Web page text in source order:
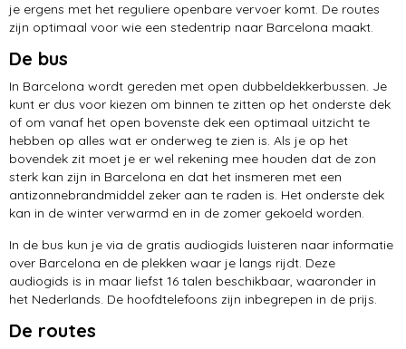
je ergens met het reguliere openbare vervoer komt. De routes
zijn optimaal voor wie een stedentrip naar Barcelona maakt.
De bus
In Barcelona wordt gereden met open dubbeldekkerbussen. Je
kunt er dus voor kiezen om binnen te zitten op het onderste dek
of om vanaf het open bovenste dek een optimaal uitzicht te
hebben op alles wat er onderweg te zien is. Als je op het
bovendek zit moet je er wel rekening mee houden dat de zon
sterk kan zijn in Barcelona en dat het insmeren met een
antizonnebrandmiddel zeker aan te raden is. Het onderste dek
kan in de winter verwarmd en in de zomer gekoeld worden.
In de bus kun je via de gratis audiogids luisteren naar informatie
over Barcelona en de plekken waar je langs rijdt. Deze
audiogids is in maar liefst 16 talen beschikbaar, waaronder in
het Nederlands. De hoofdtelefoons zijn inbegrepen in de prijs.
De routes